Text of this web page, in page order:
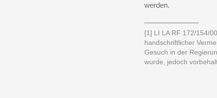
werden.
[1] LI LA RF 172/154/
handschriftlicher
Gesuch in der
wurde, jedoch